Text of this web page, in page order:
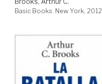
Basic Books. New York, 2012